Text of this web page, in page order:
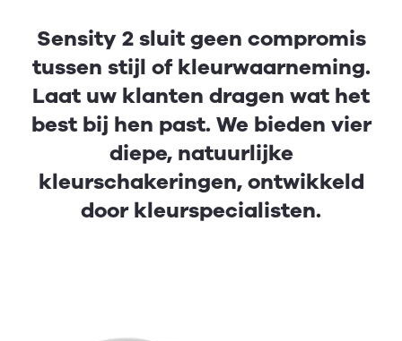
Sensity 2 sluit geen compromis
tussen stijl of kleurwaarneming.
Laat uw klanten dragen wat het
best bij hen past. We bieden vier
diepe, natuurlijke
kleurschakeringen, ontwikkeld
door kleurspecialisten.